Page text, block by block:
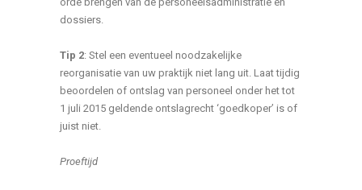
dossiers.
Tip 2: Stel een eventueel noodzakelijke
reorganisatie van uw praktijk niet lang uit. Laat tijdig
beoordelen of ontslag van personeel onder het tot
1 juli 2015 geldende ontslagrecht ‘goedkoper’ is of
juist niet.
Proeftijd